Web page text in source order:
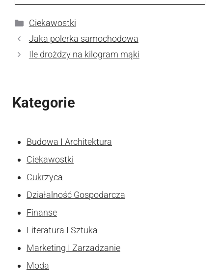
Kategorie
Ciekawostki
Jaka polerka samochodowa
Ile drożdzy na kilogram mąki
Kategorie
Budowa I Architektura
Ciekawostki
Cukrzyca
Działalność Gospodarcza
Finanse
Literatura I Sztuka
Marketing I Zarzadzanie
Moda